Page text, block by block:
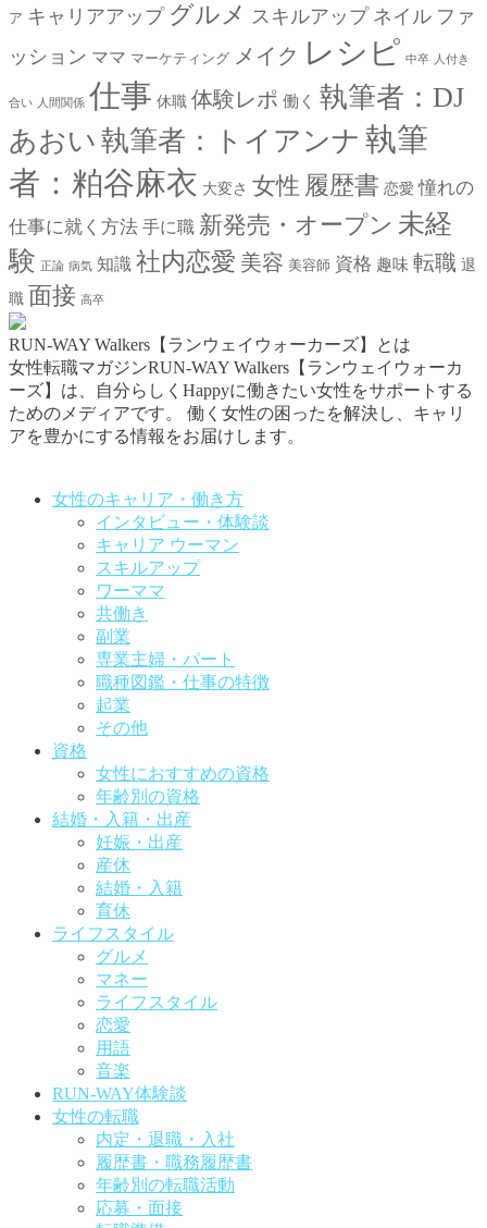
ア キャリアアップ グルメ スキルアップ ネイル ファ
ッション ママ マーケティング メイク レシピ 中卒 人付き
合い 人間関係 仕事 休職 体験レポ 働く 執筆者：DJ
あおい 執筆者：トイアンナ 執筆
者：粕谷麻衣 大変さ 女性 履歴書 恋愛 憧れの
仕事に就く方法 手に職 新発売・オープン 未経
験
正論 病気 知識 社内恋愛 美容 美容師 資格 趣味 転職 退
職 面接 高卒
RUN-WAY Walkers【ランウェイウォーカーズ】とは
女性転職マガジンRUN-WAY Walkers【ランウェイウォーカ
ーズ】は、自分らしくHappyに働きたい女性をサポートする
ためのメディアです。
働く女性の困ったを解決し、キャリ
アを豊かにする情報をお届けします。
女性のキャリア・働き方
インタビュー・体験談
キャリア ウーマン
スキルアップ
ワーママ
共働き
副業
専業主婦・パート
職種図鑑・仕事の特徴
起業
その他
資格
女性におすすめの資格
年齢別の資格
結婚・入籍・出産
妊娠・出産
産休
結婚・入籍
育休
ライフスタイル
グルメ
マネー
ライフスタイル
恋愛
用語
音楽
RUN-WAY体験談
女性の転職
内定・退職・入社
履歴書・職務履歴書
年齢別の転職活動
応募・面接